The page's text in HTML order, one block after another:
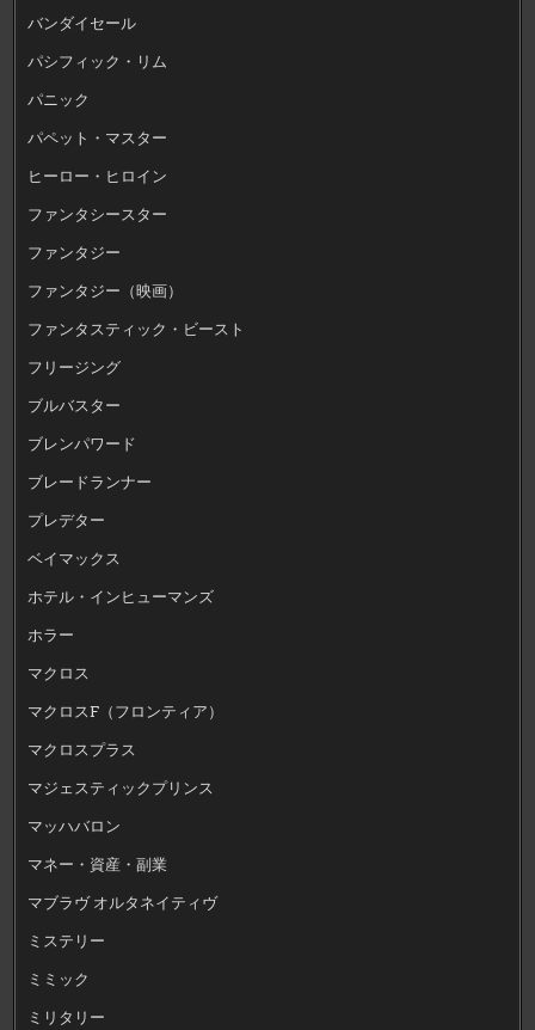
バンダイセール
パシフィック・リム
パニック
パペット・マスター
ヒーロー・ヒロイン
ファンタシースター
ファンタジー
ファンタジー（映画）
ファンタスティック・ビースト
フリージング
ブルバスター
ブレンパワード
ブレードランナー
プレデター
ベイマックス
ホテル・インヒューマンズ
ホラー
マクロス
マクロスF（フロンティア）
マクロスプラス
マジェスティックプリンス
マッハバロン
マネー・資産・副業
マブラヴ オルタネイティヴ
ミステリー
ミミック
ミリタリー